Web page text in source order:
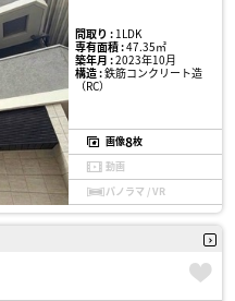
間取り :1LDK
専有面積 :47.35㎡
築年月 :2023年10月
構造 :鉄筋コンクリート造
（RC）
画像8枚
動画
パノラマ / VR